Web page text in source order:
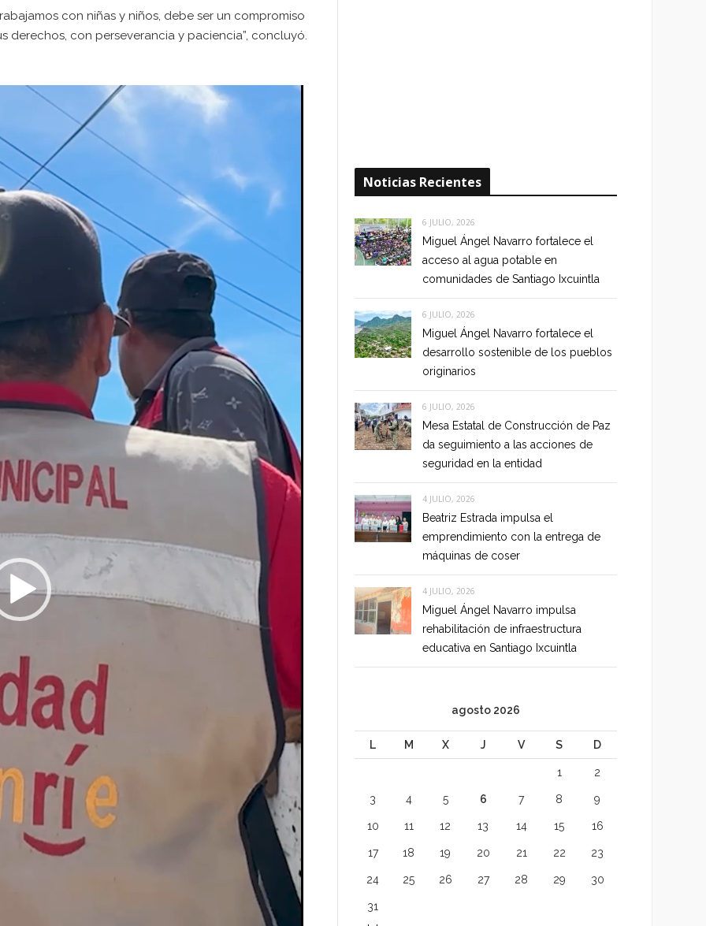
con niñas y niños, debe ser un compromiso
derechos, con perseverancia y paciencia”, concluyó.
Noticias Recientes
6 JULIO, 2026
Miguel Ángel Navarro fortalece el
acceso al agua potable en
comunidades de Santiago Ixcuintla
6 JULIO, 2026
Miguel Ángel Navarro fortalece el
desarrollo sostenible de los pueblos
originarios
6 JULIO, 2026
Mesa Estatal de Construcción de Paz
da seguimiento a las acciones de
seguridad en la entidad
4 JULIO, 2026
Beatriz Estrada impulsa el
emprendimiento con la entrega de
máquinas de coser
4 JULIO, 2026
Miguel Ángel Navarro impulsa
rehabilitación de infraestructura
educativa en Santiago Ixcuintla
agosto 2026
L M X J V S D
1 2
3 4 5 6 7 8 9
10 11 12 13 14 15 16
17 18 19 20 21 22 23
24 25 26 27 28 29 30
31